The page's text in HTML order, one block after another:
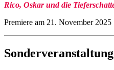
Rico, Oskar und die
Premiere am 21. November